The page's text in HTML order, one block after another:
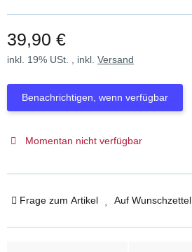
39,90 €
inkl. 19% USt. , inkl. Versand
Benachrichtigen, wenn verfügbar
Momentan nicht verfügbar
Frage zum Artikel Auf Wunschzettel